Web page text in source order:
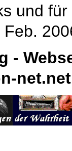
und
Feb.
-
net.net